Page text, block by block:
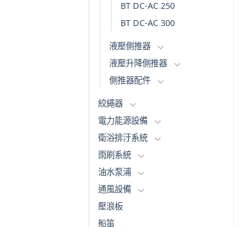
BT DC-AC 250
BT DC-AC 300
液壓側推器
液壓升降側推器
側推器配件
絞繩器
電力能源設備
衛浴排汙系統
雨刷系統
油水泵浦
通風設備
壓浪板
船笛